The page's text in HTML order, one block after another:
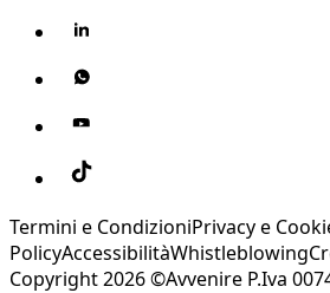
Termini e CondizioniPrivacy e
PolicyAccessibilitàWhistleblowing
Copyright 2026 ©Avvenire P.Iva